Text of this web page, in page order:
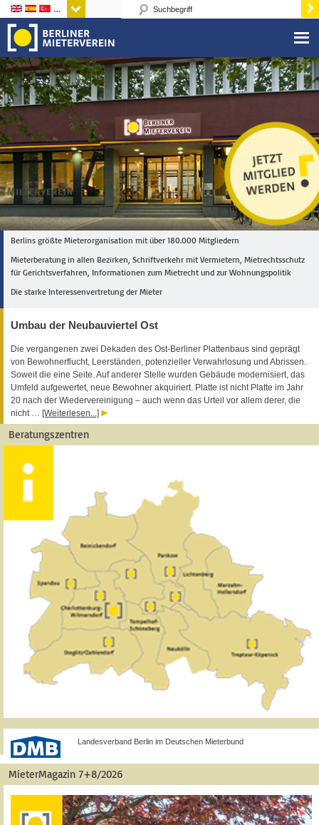
Sprachen
Berlins größte Mieterorganisation mit über 180.000 Mitgliedern
Mieterberatung in allen Bezirken, Schriftverkehr mit Vermietern, Mietrechtsschutz
für Gerichtsverfahren, Informationen zum Mietrecht und zur Wohnungspolitik
Die starke Interessenvertretung der Mieter
Umbau der Neubauviertel Ost
Die vergangenen zwei Dekaden des Ost-Berliner Plattenbaus sind geprägt
von Bewohnerflucht, Leerständen, potenzieller Verwahrlosung und Abrissen.
Soweit die eine Seite. Auf anderer Stelle wurden Gebäude modernisiert, das
Umfeld aufgewertet, neue Bewohner akquiriert. Platte ist nicht Platte im Jahr
20 nach der Wiedervereinigung – auch wenn das Urteil vor allem derer, die
nicht … [Weiterlesen...]
Beratungszentren
Landesverband Berlin im Deutschen Mieterbund
MieterMagazin 7+8/2026